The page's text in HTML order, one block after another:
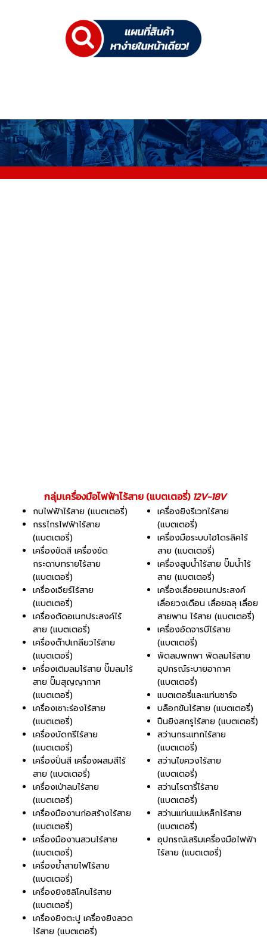
กลุ่มเครื่องมือไฟฟ้าไร้สาย (แบตเตอรี่) 12V-18V
กบไฟฟ้าไร้สาย (แบตเตอรี่)
กรรไกรไฟฟ้าไร้สาย
(แบตเตอรี่)
เครื่องขัดสี เครื่องขัด
กระดาษทรายไร้สาย
(แบตเตอรี่)
เครื่องเจียร์ไร้สาย
(แบตเตอรี่)
เครื่องตัดอเนกประสงค์ไร้
สาย (แบตเตอรี่)
เครื่องต๊าปเกลียวไร้สาย
(แบตเตอรี่)
เครื่่องเติมลมไร้สาย ปั๊มลมไร้
สาย ปั๊มสุญญากาศ
(แบตเตอรี่)
เครื่องเซาะร่องไร้สาย
(แบตเตอรี่)
เครื่องบัดกรีไร้สาย
(แบตเตอรี่)
เครื่องปั่นสี เครื่องผสมสีไร้
สาย (แบตเตอรี่)
เครื่องเป่าลมไร้สาย
(แบตเตอรี่)
เครื่องมืองานก่อสร้างไร้สาย
(แบตเตอรี่)
เครื่องมืองานสวนไร้สาย
(แบตเตอรี่)
เครื่องย้ำสายไฟไร้สาย
(แบตเตอรี่)
เครื่องยิงซิลิโคนไร้สาย
(แบตเตอรี่)
เครื่องยิงตะปู เครื่องยิงลวด
ไร้สาย (แบตเตอรี่)
เครื่องยิงรีเวทไร้สาย
(แบตเตอรี่)
เครื่องมือระบบไฮโดรลิคไร้
สาย (แบตเตอรี่)
เครื่องสูบน้ำไร้สาย ปั๊มน้ำไร้
สาย (แบตเตอรี่)
เครื่องเลื่อยอเนกประสงค์
เลื่อยวงเดือน เลื่อยฉลุ เลื่อย
สายพาน ไร้สาย (แบตเตอรี่)
เครื่องอัดจารบีไร้สาย
(แบตเตอรี่)
พัดลมพกพา พัดลมไร้สาย
อุปกรณ์ระบายอากาศ
(แบตเตอรี่)
แบตเตอรี่และแท่นชาร์จ
บล็อกขันไร้สาย (แบตเตอรี่)
ปืนยิงสกรูไร้สาย (แบตเตอรี่)
สว่านกระแทกไร้สาย
(แบตเตอรี่)
สว่านไขควงไร้สาย
(แบตเตอรี่)
สว่านโรตารี่ไร้สาย
(แบตเตอรี่)
สว่านแท่นแม่เหล็กไร้สาย
(แบตเตอรี่)
อุปกรณ์เสริมเครื่องมือไฟฟ้า
ไร้สาย (แบตเตอรี่)